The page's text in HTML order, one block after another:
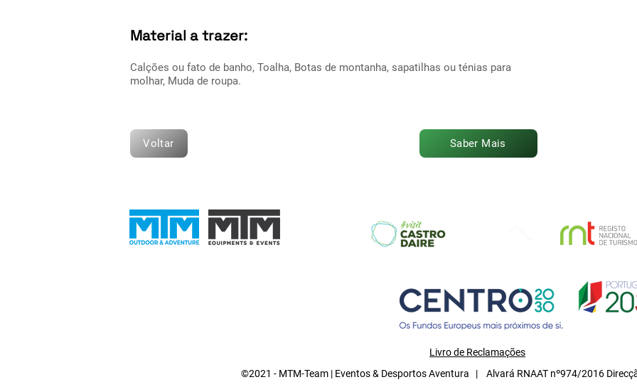
Material a trazer:
Calções ou fato de banho, Toalha, Botas de montanha, sapatilhas ou ténias para
molhar, Muda de roupa.
Voltar Saber Mais
Livro de Reclamações
©2021 - MTM-Team | Eventos & Desportos Aventura | Alvará RNAAT nº974/2016